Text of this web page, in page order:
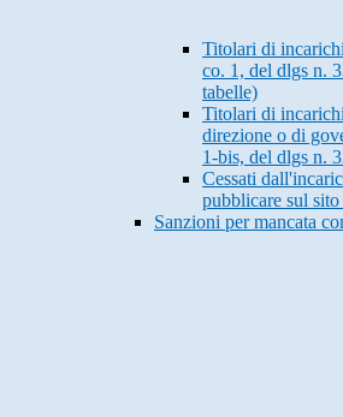
Titolari di
co. 1, del dlgs n.
tabelle)
Titolari di
direzione o di
1-bis, del dlgs n.
Cessati
pubblicare sul
Sanzioni per mancata